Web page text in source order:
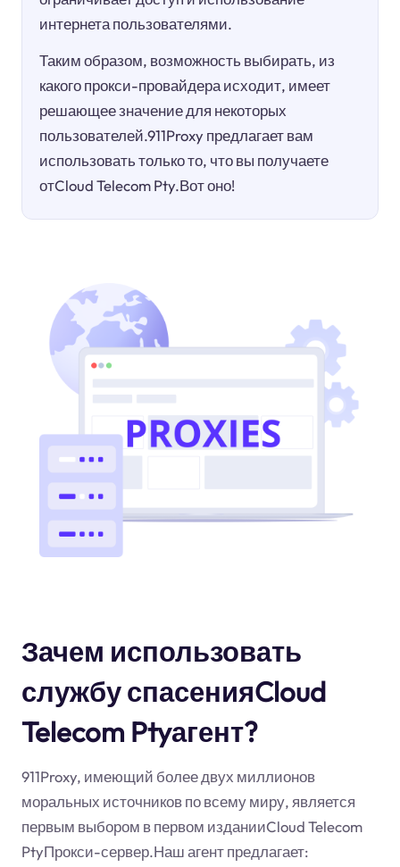
интернета пользователями.
Таким образом, возможность выбирать, из
какого прокси-провайдера исходит, имеет
решающее значение для некоторых
пользователей.911Proxy предлагает вам
использовать только то, что вы получаете
отCloud Telecom Pty.Вот оно!
Зачем использовать
службу спасенияCloud
Telecom Ptyагент?
911Proxy, имеющий более двух миллионов
моральных источников по всему миру, является
первым выбором в первом изданииCloud Telecom
PtyПрокси-сервер.Наш агент предлагает: